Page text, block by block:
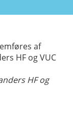
af
HF og VUC
HF og